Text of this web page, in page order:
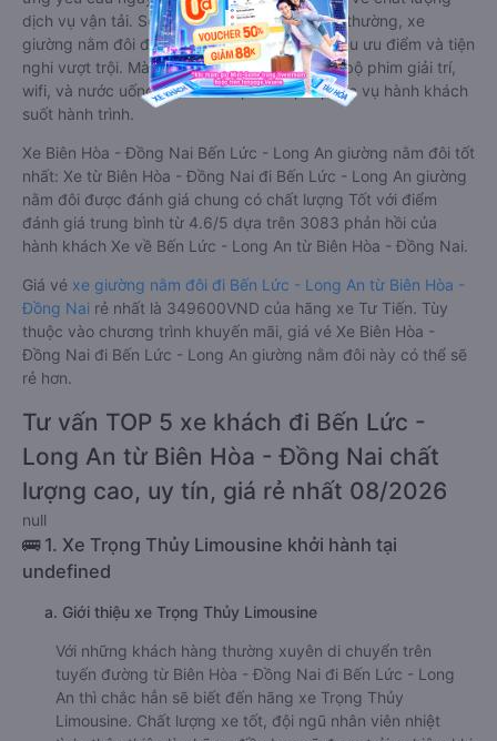
dịch vụ vận tải. So với xe giường nằm thông thường, xe
giường nằm đôi đi Bến Lức - Long An có nhiều ưu điểm và tiện
nghi vượt trội. Màn hình LCD với hàng nghìn bộ phim giải trí,
wifi, và nước uống và chăn đắp miễn phí phục vụ hành khách
suốt hành trình.
Xe Biên Hòa - Đồng Nai Bến Lức - Long An giường nằm đôi tốt
nhất: Xe từ Biên Hòa - Đồng Nai đi Bến Lức - Long An giường
nằm đôi được đánh giá chung có chất lượng Tốt với điểm
đánh giá trung bình từ 4.6/5 dựa trên 3083 phản hồi của
hành khách Xe về Bến Lức - Long An từ Biên Hòa - Đồng Nai.
Giá vé xe giường nằm đôi đi Bến Lức - Long An từ Biên Hòa -
Đồng Nai rẻ nhất là 349600VND của hãng xe Tư Tiến. Tùy
thuộc vào chương trình khuyến mãi, giá vé Xe Biên Hòa -
Đồng Nai đi Bến Lức - Long An giường nằm đôi này có thể sẽ
rẻ hơn.
Tư vấn TOP 5 xe khách đi Bến Lức -
Long An từ Biên Hòa - Đồng Nai chất
lượng cao, uy tín, giá rẻ nhất 08/2026
null
🚌 1. Xe Trọng Thủy Limousine khởi hành tại
undefined
a. Giới thiệu xe Trọng Thủy Limousine
Với những khách hàng thường xuyên di chuyển trên
tuyến đường từ Biên Hòa - Đồng Nai đi Bến Lức - Long
An thì chắc hẳn sẽ biết đến hãng xe Trọng Thủy
Limousine. Chất lượng xe tốt, đội ngũ nhân viên nhiệt